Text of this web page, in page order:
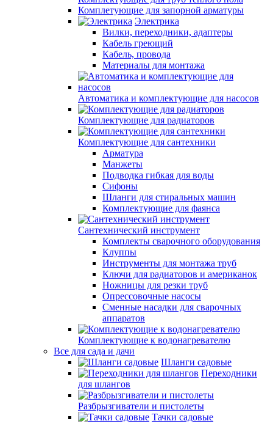
Комплетующие для запорной арматуры
Электрика
Вилки, переходники, адаптеры
Кабель греющий
Кабель, провода
Материалы для монтажа
Автоматика и комплектующие для насосов
Комплектующие для радиаторов
Комплектующие для сантехники
Арматура
Манжеты
Подводка гибкая для воды
Сифоны
Шланги для стиральных машин
Комплектующие для фаянса
Сантехнический инструмент
Комплекты сварочного оборудования
Клуппы
Инструменты для монтажа труб
Ключи для радиаторов и американок
Ножницы для резки труб
Опрессовочные насосы
Сменные насадки для сварочных
аппаратов
Комплектующие к водонагревателю
Все для сада и дачи
Шланги садовые
Переходники
для шлангов
Разбрызгиватели и пистолеты
Тачки садовые